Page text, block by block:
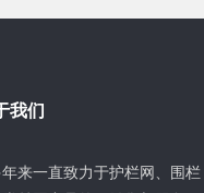
我们
来一直致力于护栏网、围栏